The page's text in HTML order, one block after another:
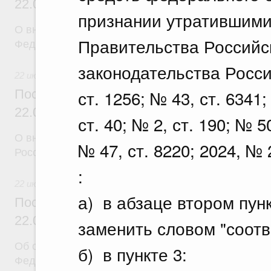
признании
Правительства
законодательства
ст. 1256; № 43, ст.
ст. 40; № 2, ст. 190; №
№ 47, ст. 8220; 2024, №
:
а) в абзаце втором
заменить словом
б) в пункте 3:
22.07.2026 г. № 924
О внесении изменения в постановление
Федерации от 28 марта 2026 г. № 329
Постановление Правительства
22.07.2026 г. № 925
Российской Федерации
Постановление Правительства
22.07.2026 г. № 922
Об особенностях применения положений
Федерации в сфере водоснабжения и